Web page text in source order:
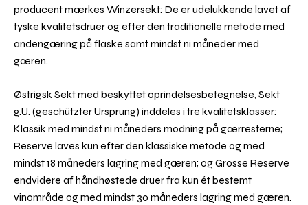
producent mærkes Winzersekt: De er udelukkende lavet af
tyske kvalitetsdruer og efter den traditionelle metode med
andengæring på flaske samt mindst ni måneder med
gæren.
Østrigsk Sekt med beskyttet oprindelsesbetegnelse, Sekt
g.U. (geschützter Ursprung) inddeles i tre kvalitetsklasser:
Klassik med mindst ni måneders modning på gærresterne;
Reserve laves kun efter den klassiske metode og med
mindst 18 måneders lagring med gæren; og Grosse Reserve
endvidere af håndhøstede druer fra kun ét bestemt
vinområde og med mindst 30 måneders lagring med gæren.